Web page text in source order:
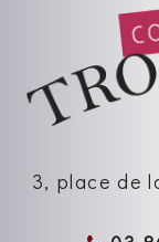
Aussi,
la mairie
3, place de